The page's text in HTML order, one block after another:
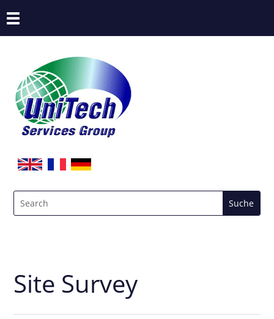
Site Survey